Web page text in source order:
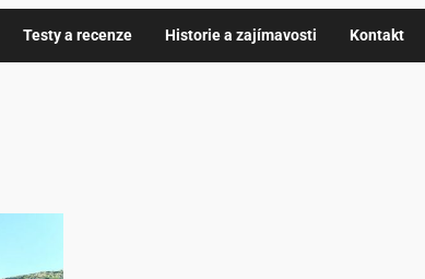
Testy a recenze Historie a zajímavosti Kontakt